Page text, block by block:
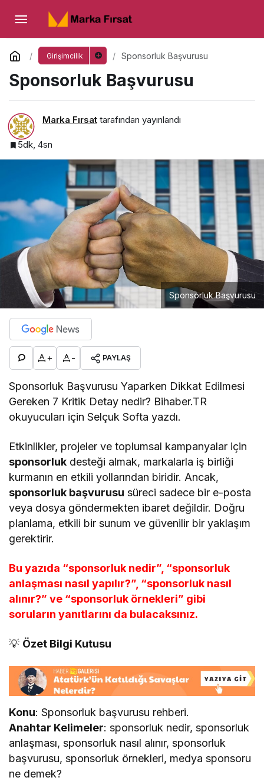
Girişimcilik Sponsorluk Başvurusu
Sponsorluk Başvurusu
Marka Fırsat tarafından yayınlandı
5dk, 4sn
Sponsorluk Başvurusu
+ - PAYLAŞ
Sponsorluk Başvurusu Yaparken Dikkat Edilmesi
Gereken 7 Kritik Detay nedir? Bihaber.TR
okuyucuları için Selçuk Softa yazdı.
Etkinlikler, projeler ve toplumsal kampanyalar için
sponsorluk desteği almak, markalarla iş birliği
kurmanın en etkili yollarından biridir. Ancak,
sponsorluk başvurusu süreci sadece bir e-posta
veya dosya göndermekten ibaret değildir. Doğru
planlama, etkili bir sunum ve güvenilir bir yaklaşım
gerektirir.
Bu yazıda “sponsorluk nedir”, “sponsorluk
anlaşması nasıl yapılır?”, “sponsorluk nasıl
alınır?” ve “sponsorluk örnekleri” gibi
soruların yanıtlarını da bulacaksınız.
💡 Özet Bilgi Kutusu
Konu: Sponsorluk başvurusu rehberi.
Anahtar Kelimeler: sponsorluk nedir, sponsorluk
anlaşması, sponsorluk nasıl alınır, sponsorluk
başvurusu, sponsorluk örnekleri, medya sponsoru
ne demek?
Sponsorluk Başvurusu